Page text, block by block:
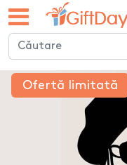
Ofertă limitată